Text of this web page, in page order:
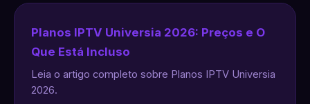
Planos IPTV Universia 2026: Preços e O
Que Está Incluso
Leia o artigo completo sobre Planos IPTV Universia
2026.